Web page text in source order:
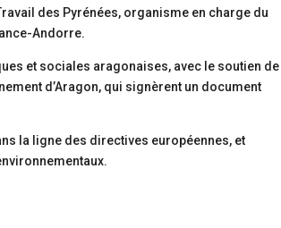
des Pyrénées, organisme en charge du
Andorre.
et sociales aragonaises, avec le soutien de
d’Aragon, qui signèrent un document
la ligne des directives européennes, et